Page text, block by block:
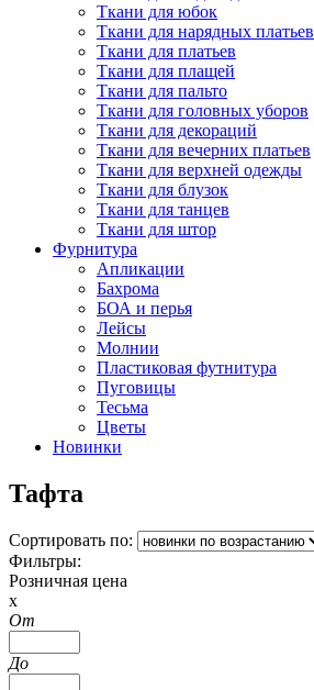
Ткани для юбок
Ткани для нарядных платьев
Ткани для платьев
Ткани для плащей
Ткани для пальто
Ткани для головных уборов
Ткани для декораций
Ткани для вечерних платьев
Ткани для верхней одежды
Ткани для блузок
Ткани для танцев
Ткани для штор
Фурнитура
Апликации
Бахрома
БОА и перья
Лейсы
Молнии
Пластиковая футнитура
Пуговицы
Тесьма
Цветы
Новинки
Тафта
Сортировать по:
Фильтры:
Розничная цена
x
От
До